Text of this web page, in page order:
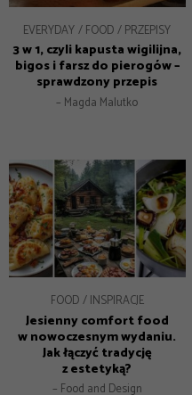
EVERYDAY FOOD PRZEPISY
3 w 1, czyli kapusta wigilijna,
bigos i farsz do pierogów –
sprawdzony przepis
– Magda Malutko
FOOD INSPIRACJE
Jesienny comfort food
w nowoczesnym wydaniu.
Jak łączyć tradycję
z estetyką?
– Food and Design